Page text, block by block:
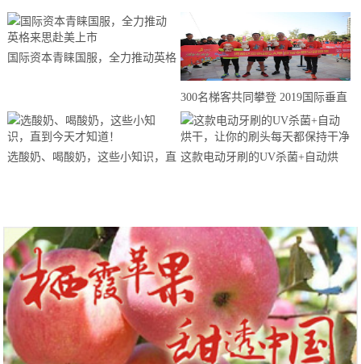
国际资本青睐国服，全力推动英格
300名梯客共同攀登 2019国际垂直
马拉松超级精英赛顺德海骏达中心
站欢乐开跑
选酸奶、喝酸奶，这些小知识，直 这款电动牙刷的UV杀菌+自动烘